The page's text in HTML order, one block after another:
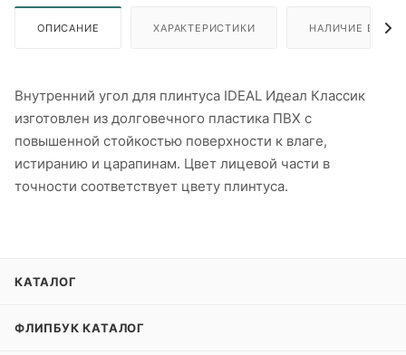
ОПИСАНИЕ ХАРАКТЕРИСТИКИ НАЛИЧИЕ В
Внутренний угол для плинтуса IDEAL Идеал Классик
изготовлен из долговечного пластика ПВХ с
повышенной стойкостью поверхности к влаге,
истиранию и царапинам. Цвет лицевой части в
точности соответствует цвету плинтуса.
КАТАЛОГ
ФЛИПБУК КАТАЛОГ